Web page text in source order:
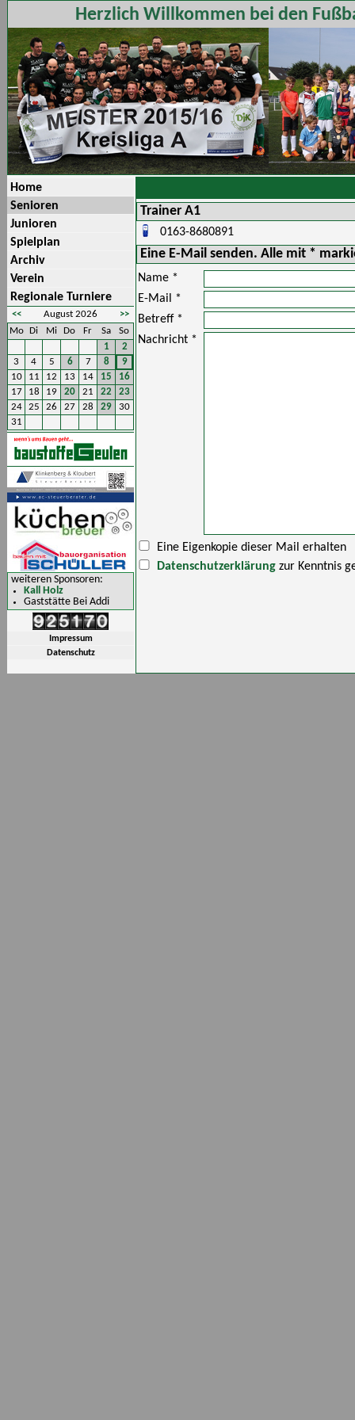
Herzlich Willkommen bei den
Home
Senioren
Junioren
Spielplan
Archiv
Verein
Regionale Turniere
<< >>
August 2026
Mo Di Mi Do Fr Sa
So
1
2
3
4 5 6 7 8
9
10
11 12 13 14 15
16
17
18 19 20 21 22
23
24
25 26 27 28 29
30
31
weiteren Sponsoren:
Kall Holz
Gaststätte Bei Addi
Impressum
Datenschutz
Trainer A1
0163-8680891
Eine E-Mail senden. Alle mit *
Name *
E-Mail *
Betreff *
Nachricht *
Eine Eigenkopie dieser Mail erhalten
Datenschutzerklärung zur Kenntnis